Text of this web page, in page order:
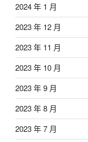
2024 年 1 月
2023 年 12 月
2023 年 11 月
2023 年 10 月
2023 年 9 月
2023 年 8 月
2023 年 7 月